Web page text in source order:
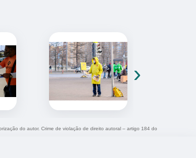
›
do autor. Crime de violação de direito autoral – artigo 184 do